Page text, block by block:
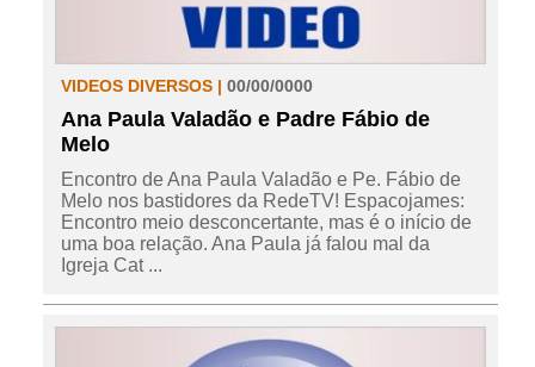
VIDEOS DIVERSOS | 00/00/0000
Ana Paula Valadão e Padre Fábio de
Melo
Encontro de Ana Paula Valadão e Pe. Fábio de
Melo nos bastidores da RedeTV! Espacojames:
Encontro meio desconcertante, mas é o início de
uma boa relação. Ana Paula já falou mal da
Igreja Cat ...